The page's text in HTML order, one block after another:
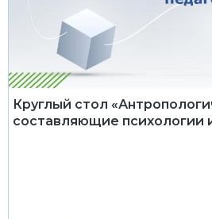
Круглый стол
составляющие психологии